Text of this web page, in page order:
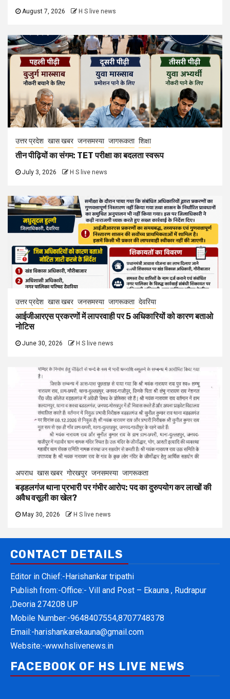
August 7, 2026 H S live news
उत्तर प्रदेश खास खबर जनसमस्या जागरूकता शिक्षा
तीन पीढ़ियों का संगम: TET परीक्षा का बदलता स्वरूप
July 3, 2026 H S live news
उत्तर प्रदेश खास खबर जनसमस्या जागरूकता देवरिया
आईजीआरएस प्रकरणों में लापरवाही पर 5 अधिकारियों को कारण बताओ
नोटिस
June 30, 2026 H S live news
अपराध खास खबर गोरखपुर जनसमस्या जागरूकता
बड़हलगंज थाना प्रभारी पर गंभीर आरोप: पद का दुरुपयोग कर लाखों की
अवैध वसूली का खेल?
May 30, 2026 H S live news
CONTACT DETAILS
Editor in Chief:-Harishankar tripathi
Publish from:-Office:- Vill and Post – Ekauna , Rudrapur
,Deoria 274208 UP
Mobile Number:-9648407554,8707748378
Email:-harishankarekauna@gmail.com
Website:-www.hslivenews.in
FACEBOOK OF HS LIVE NEWS